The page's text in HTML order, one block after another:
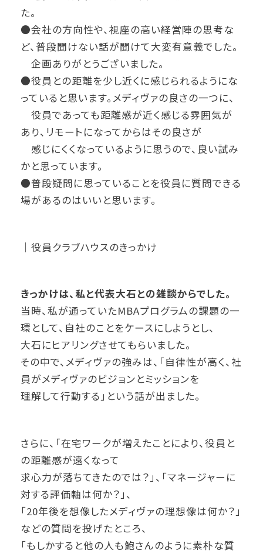
た。
●会社の方向性や、視座の高い経営陣の思考な
ど、普段聞けない話が聞けて大変有意義でした。
企画ありがとうございました。
●役員との距離を少し近くに感じられるようにな
っていると思います。メディヴァの良さの一つに、
役員であっても距離感が近く感じる雰囲気が
あり、リモートになってからはその良さが
感じにくくなっているように思うので、良い試み
かと思っています。
●普段疑問に思っていることを役員に質問できる
場があるのはいいと思います。
｜役員クラブハウスのきっかけ
きっかけは、私と代表大石との雑談からでした。
当時、私が通っていたMBAプログラムの課題の一
環として、自社のことをケースにしようとし、
大石にヒアリングさせてもらいました。
その中で、メディヴァの強みは、「自律性が高く、社
員がメディヴァのビジョンとミッションを
理解して行動する」という話が出ました。
さらに、「在宅ワークが増えたことにより、役員と
の距離感が遠くなって
求心力が落ちてきたのでは？」、「マネージャーに
対する評価軸は何か？」、
「20年後を想像したメディヴァの理想像は何か？」
などの質問を投げたところ、
「もしかすると他の人も鮑さんのように素朴な質